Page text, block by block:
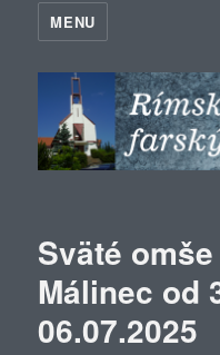
MENU
Sväté
Málinec od
06.07.2025